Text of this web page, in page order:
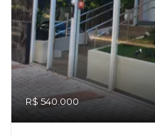
R$ 540.000